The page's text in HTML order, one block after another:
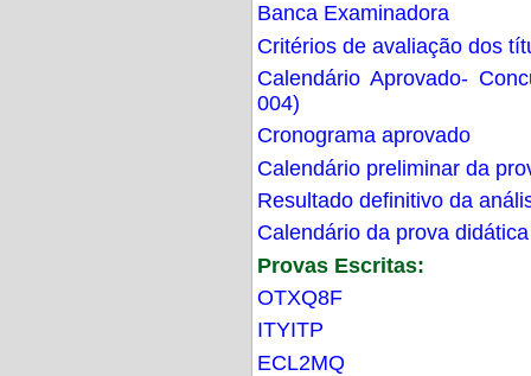
Banca Examinadora
Critérios de avaliação dos
Calendário Aprovado-
004)
Cronograma aprovado
Calendário preliminar da
Resultado definitivo da
Calendário da prova didática
Provas Escritas:
OTXQ8F
ITYITP
ECL2MQ